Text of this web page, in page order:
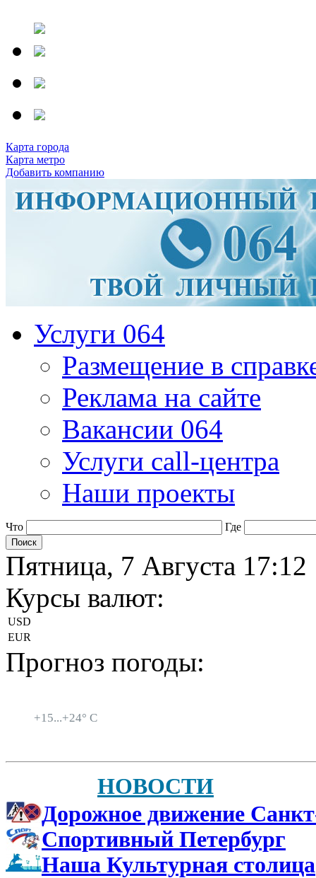
Карта города
Карта метро
Добавить компанию
Услуги 064
Размещение в
Реклама на сайте
Вакансии 064
Услуги call-центра
Наши проекты
Что Где
Пятница, 7 Августа 17:12
Курсы валют:
USD
EUR
Прогноз погоды:
+15...+24° C
НОВОСТИ
Дорожное движение
Спортивный Петербург
Наша Культурная столица